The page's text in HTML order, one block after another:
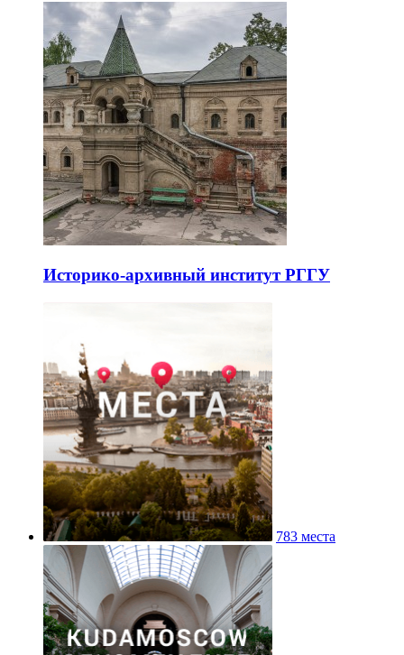
Историко-архивный институт РГГУ
783 места